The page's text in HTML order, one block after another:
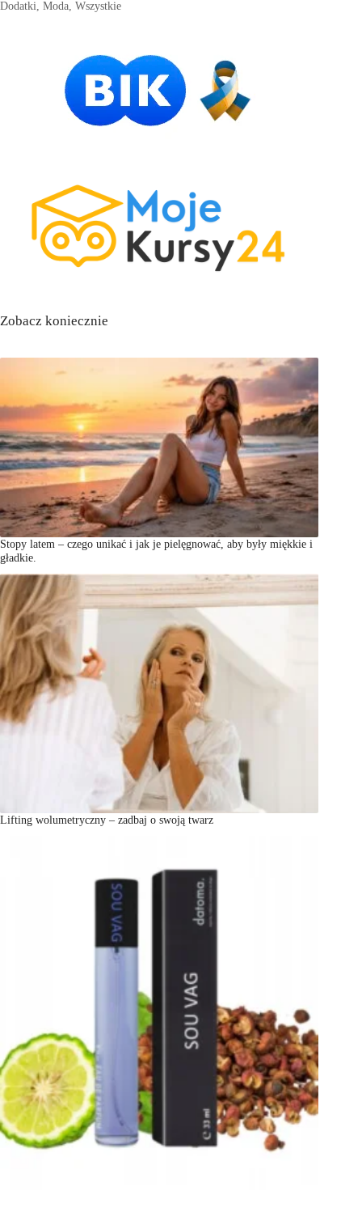
Dodatki Moda Wszystkie
Zobacz koniecznie
Stopy latem – czego unikać i jak je pielęgnować, aby były miękkie i
gładkie.
Lifting wolumetryczny – zadbaj o swoją twarz